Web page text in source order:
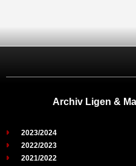
Archiv Ligen &
2023/2024
2022/2023
2021/2022